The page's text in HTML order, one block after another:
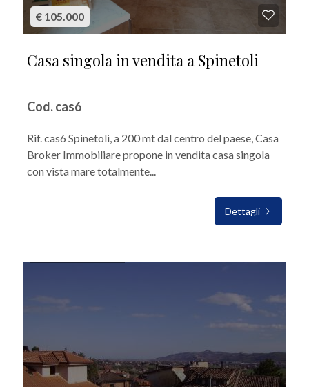
€ 105.000
Casa singola in vendita a Spinetoli
Cod. cas6
Rif. cas6 Spinetoli, a 200 mt dal centro del paese, Casa
Broker Immobiliare propone in vendita casa singola
con vista mare totalmente...
Dettagli